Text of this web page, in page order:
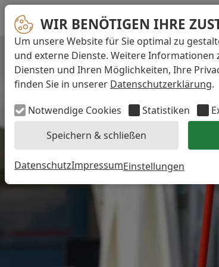
WIR BENÖTIGEN IHRE
Um unsere Website für Sie optimal zu
und externe Dienste. Weitere Informationen
Diensten und Ihren Möglichkeiten, Ihre
finden Sie in unserer Datenschutzerklärung.
Notwendige Cookies
Statistiken
Speichern & schließen
DatenschutzImpressumEinstellungen